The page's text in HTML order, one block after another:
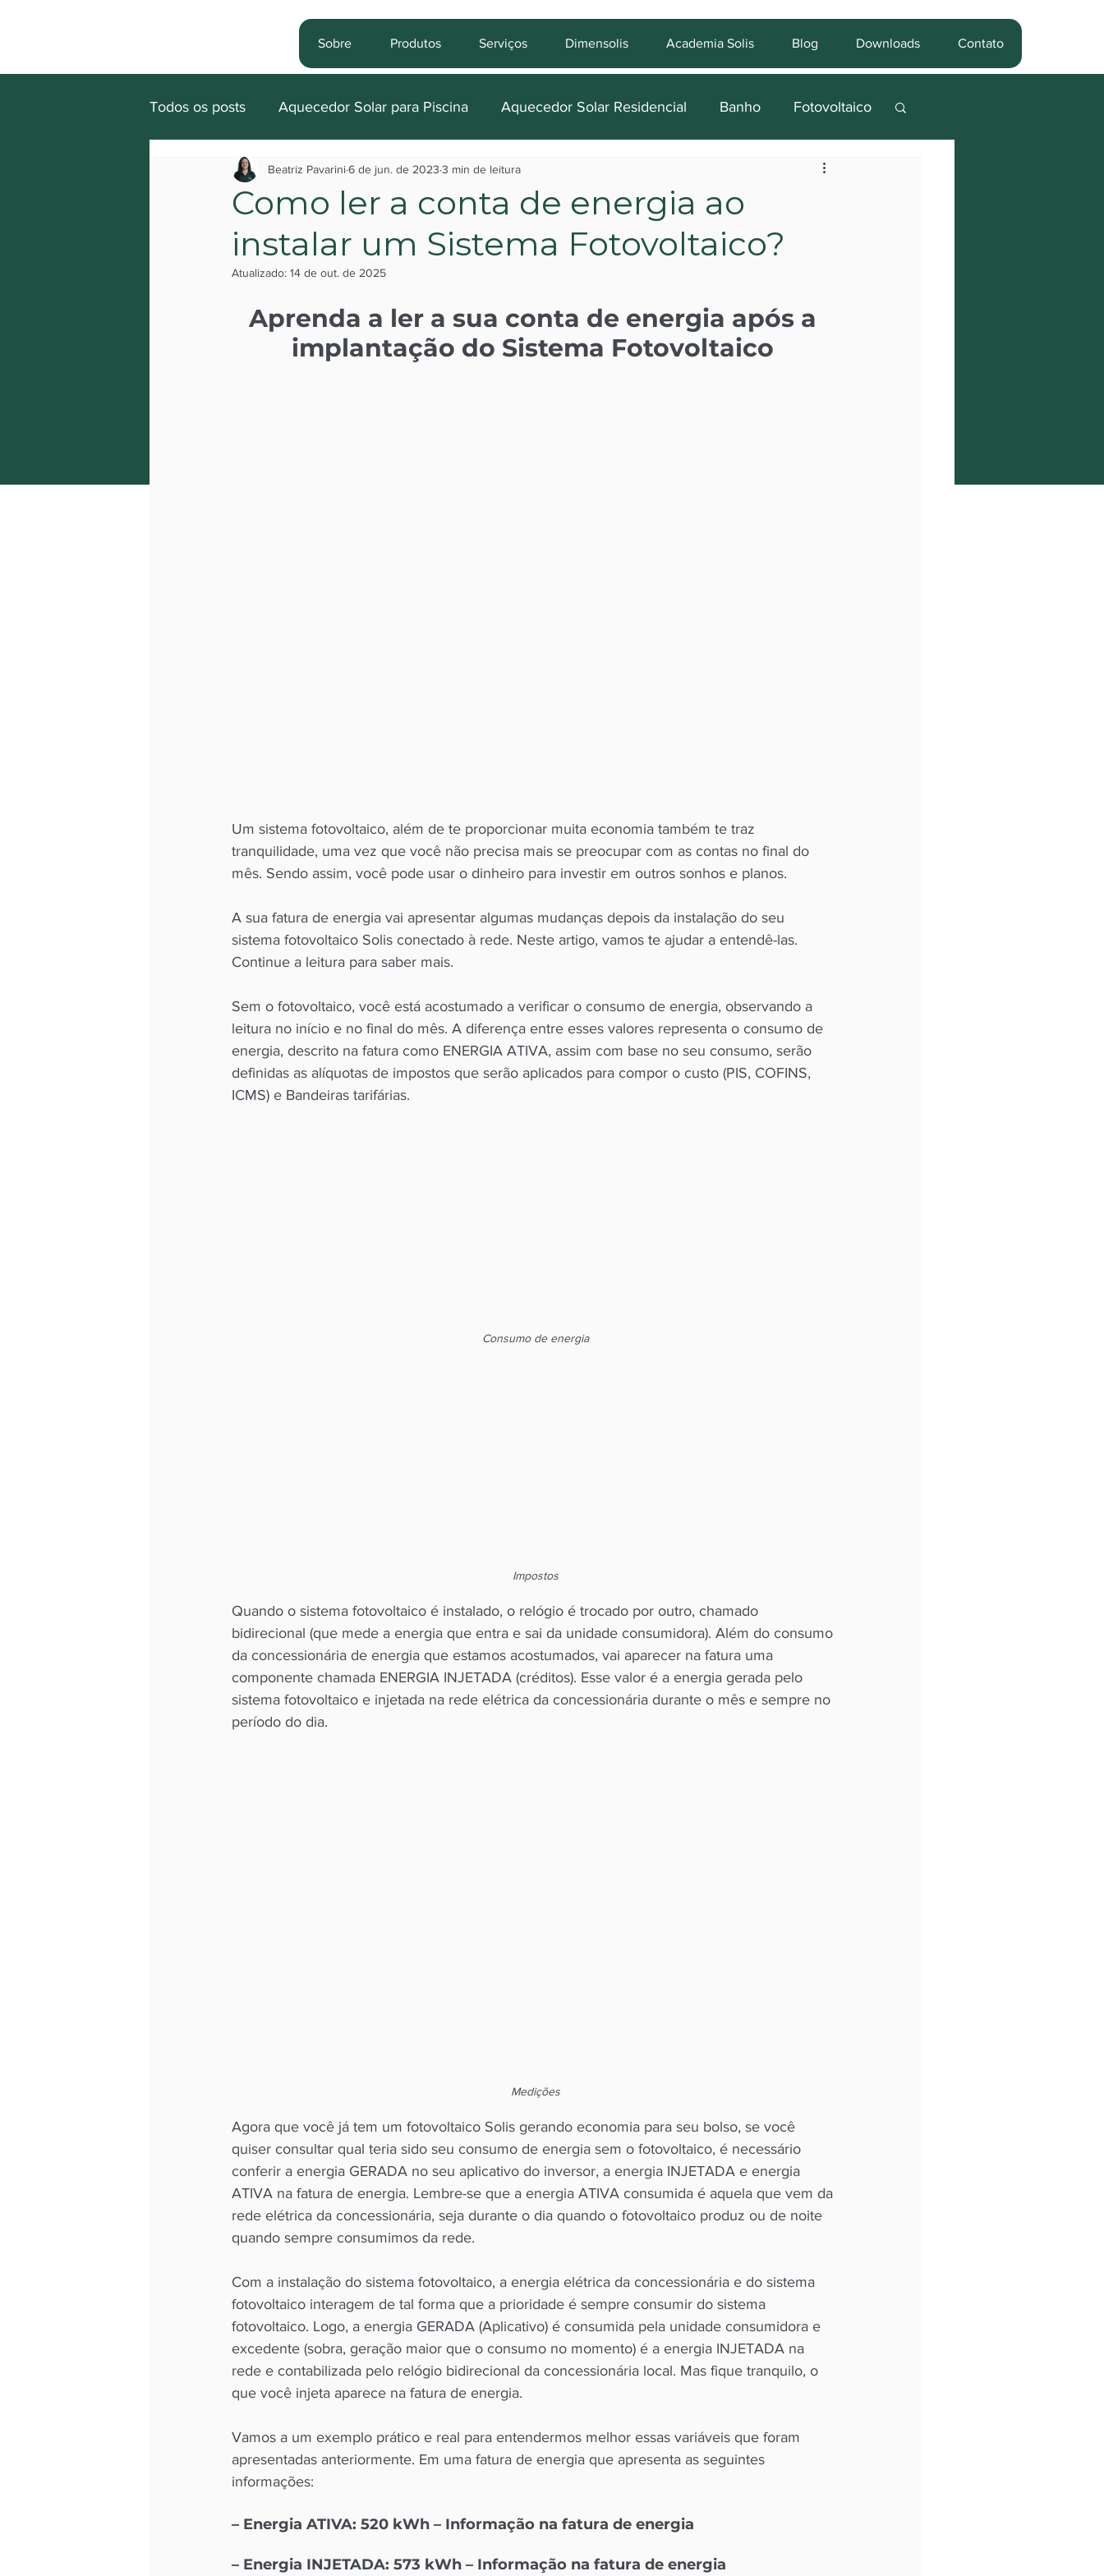
Sobre Produtos Serviços Dimensolis Academia Solis Blog Downloads Contato
Todos os posts Aquecedor Solar para Piscina Aquecedor Solar Residencial Banho Fotovoltaico
Informativos Piscina Sem categoria Feiras
sustentabilidade Arquitetura & Decoração Banheiros e Acessórios
Como ler a conta de energia ao
instalar um Sistema Fotovoltaico?
Beatriz Pavarini6 de jun. de 2023 3 min de leitura
Atualizado: 14 de out. de 2025
Aprenda a ler a sua conta de energia após a
implantação do Sistema Fotovoltaico
Um sistema fotovoltaico, além de te proporcionar muita economia também te traz
tranquilidade, uma vez que você não precisa mais se preocupar com as contas no final do
A sua fatura de energia vai apresentar algumas mudanças depois da instalação do seu
sistema fotovoltaico Solis conectado à rede. Neste artigo, vamos te ajudar a entendê-las.
Continue a leitura para saber mais.
Sem o fotovoltaico, você está acostumado a verificar o consumo de energia, observando a
leitura no início e no final do mês. A diferença entre esses valores representa o consumo de
energia, descrito na fatura como ENERGIA ATIVA, assim com base no seu consumo, serão
definidas as alíquotas de impostos que serão aplicados para compor o custo (PIS, COFINS,
ICMS) e Bandeiras tarifárias.
Consumo de energia
Impostos
Quando o sistema fotovoltaico é instalado, o relógio é trocado por outro, chamado
bidirecional (que mede a energia que entra e sai da unidade consumidora). Além do consumo
da concessionária de energia que estamos acostumados, vai aparecer na fatura uma
componente chamada ENERGIA INJETADA (créditos). Esse valor é a energia gerada pelo
sistema fotovoltaico e injetada na rede elétrica da concessionária durante o mês e sempre no
período do dia.
Medições
Agora que você já tem um fotovoltaico Solis gerando economia para seu bolso, se você
quiser consultar qual teria sido seu consumo de energia sem o fotovoltaico, é necessário
conferir a energia GERADA no seu aplicativo do inversor, a energia INJETADA e energia
ATIVA na fatura de energia. Lembre-se que a energia ATIVA consumida é aquela que vem da
rede elétrica da concessionária, seja durante o dia quando o fotovoltaico produz ou de noite
quando sempre consumimos da rede.
Com a instalação do sistema fotovoltaico, a energia elétrica da concessionária e do sistema
fotovoltaico interagem de tal forma que a prioridade é sempre consumir do sistema
fotovoltaico. Logo, a energia GERADA (Aplicativo) é consumida pela unidade consumidora e
excedente (sobra, geração maior que o consumo no momento) é a energia INJETADA na
rede e contabilizada pelo relógio bidirecional da concessionária local. Mas fique tranquilo, o
que você injeta aparece na fatura de energia.
Vamos a um exemplo prático e real para entendermos melhor essas variáveis que foram
apresentadas anteriormente. Em uma fatura de energia que apresenta as seguintes
informações:
– Energia ATIVA: 520 kWh – Informação na fatura de energia
– Energia INJETADA: 573 kWh – Informação na fatura de energia